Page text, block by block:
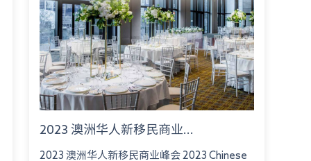
2023 澳洲华人新移民商业...
2023 澳洲华人新移民商业峰会 2023 Chinese